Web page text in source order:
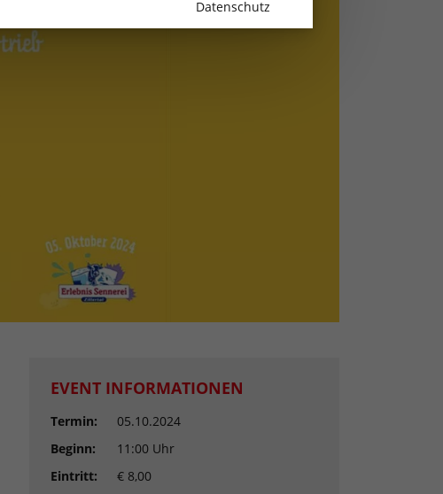
EVENT INFORMATIONEN
Termin:
05.10.2024
Beginn:
11:00 Uhr
Eintritt:
€ 8,00
Datenschutz